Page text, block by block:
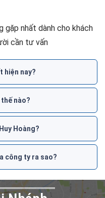
gặp nhất dành cho khách
cần tư vấn
hiện nay?
thế nào?
Hoàng?
công ty ra sao?